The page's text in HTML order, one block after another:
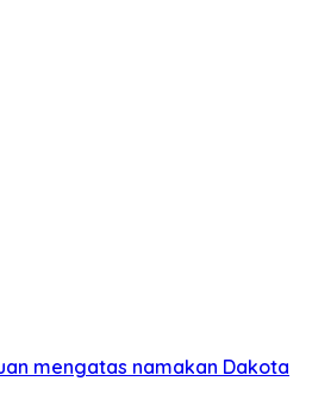
mengatas namakan Dakota